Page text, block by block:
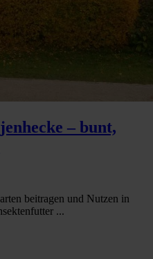
– bunt,
beitragen und Nutzen in
...